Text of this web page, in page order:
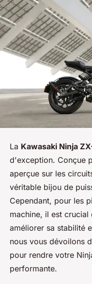
La Kawasaki Ninja
d'exception. Conçue
aperçue sur les
véritable bijou de
Cependant, pour les
machine, il est
améliorer sa stabilité
nous vous dévoilons
pour rendre votre
performante.